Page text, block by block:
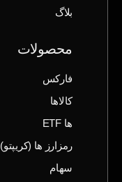
بلاگ
محصولات
فارکس
کالاها
ها ETF
رمزارز ها (‌کریپتو)
سهام